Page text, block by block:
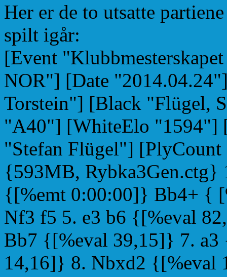
Her er de to utsatte
spilt igår:
[Event
NOR"] [Date
Torstein"] [Black "Flügel,
"A40"] [WhiteElo "1594"]
"Stefan Flügel"]
{593MB,
{[%emt 0:00:00]} Bb4+ {
Nf3 f5 5. e3 b6 {[%eval
Bb7 {[%eval 39,15]} 7.
14,16]} 8. Nbxd2